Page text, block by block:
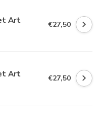
Art €27,50
Art €27,50